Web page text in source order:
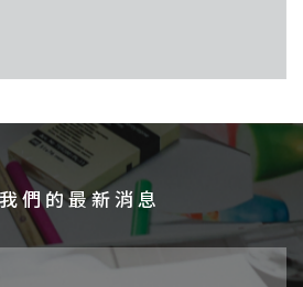
們的最新消息